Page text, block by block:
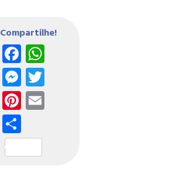
Compartilhe!
Facebook
WhatsApp
Messenger
Twitter
Pinterest
Email
Share